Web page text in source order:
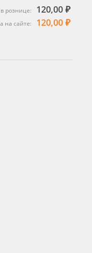
рознице: 120,00 ₽
на сайте: 120,00 ₽